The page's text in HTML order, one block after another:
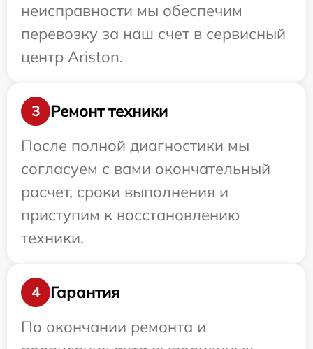
неисправности мы обеспечим
перевозку за наш счет в сервисный
центр Ariston.
3
Ремонт техники
После полной диагностики мы
согласуем с вами окончательный
расчет, сроки выполнения и
приступим к восстановлению
техники.
4
Гарантия
По окончании ремонта и